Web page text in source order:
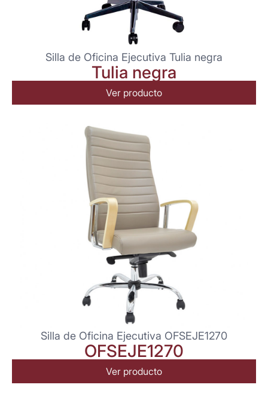
Silla de Oficina Ejecutiva Tulia negra
Tulia negra
Ver producto
Silla de Oficina Ejecutiva OFSEJE1270
OFSEJE1270
Ver producto